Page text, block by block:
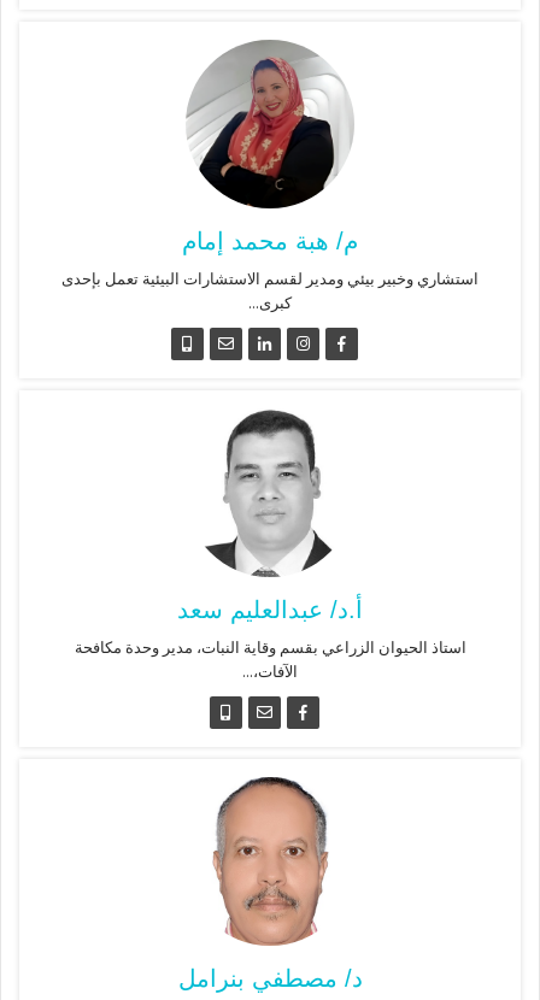
م/ هبة محمد إمام
استشاري وخبير بيئي ومدير لقسم الاستشارات البيئية تعمل بإحدى
كبرى...
أ.د/ عبدالعليم سعد
استاذ الحيوان الزراعي بقسم وقاية النبات، مدير وحدة مكافحة
الآفات،...
د/ مصطفي بنرامل